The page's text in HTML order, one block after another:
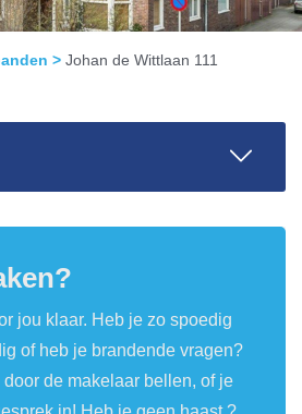
> Johan de Wittlaan 111
jou klaar. Heb je zo spoedig
of heb je brandende vragen?
de makelaar bellen, of je